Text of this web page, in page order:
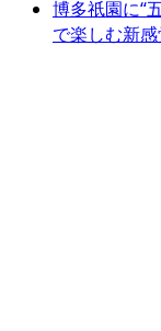
博多祇園に“
で楽しむ新